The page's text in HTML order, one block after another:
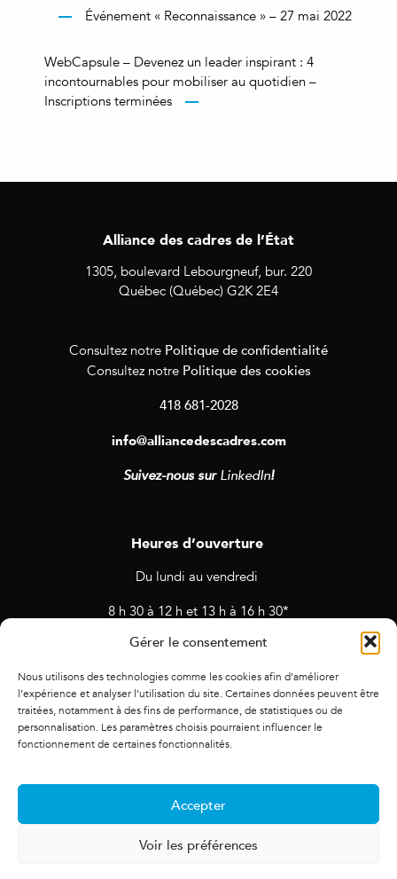
Gérer le consentement
Nous utilisons des technologies comme les cookies afin d’améliorer
l’expérience et analyser l’utilisation du site. Certaines données peuvent être
traitées, notamment à des fins de performance, de statistiques ou de
personnalisation. Les paramètres choisis pourraient influencer le
fonctionnement de certaines fonctionnalités.
Accepter
Voir les préférences
Événement « Reconnaissance » – 27 mai 2022
WebCapsule – Devenez un leader inspirant : 4
incontournables pour mobiliser au quotidien –
Inscriptions terminées
Alliance des cadres de l’État
1305, boulevard Lebourgneuf, bur. 220
Québec (Québec) G2K 2E4
Consultez notre Politique de confidentialité
Consultez notre Politique des cookies
418 681-2028
info@alliancedescadres.com
Suivez-nous sur LinkedIn!
Heures d’ouverture
Du lundi au vendredi
8 h 30 à 12 h et 13 h à 16 h 30*
* Horaires sujets à changement en cas de rendez-vous et